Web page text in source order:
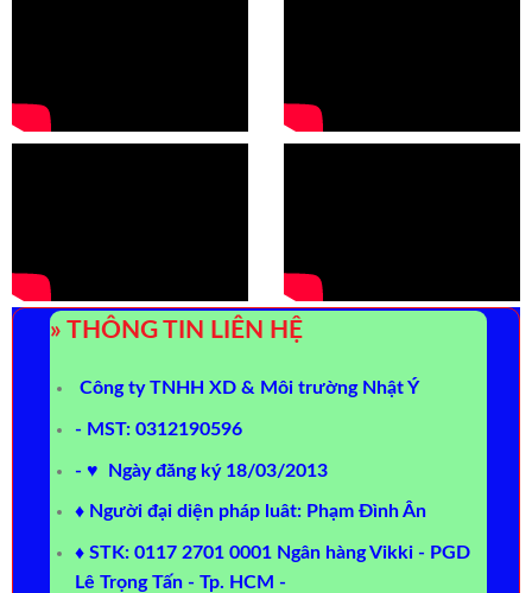
» THÔNG TIN LIÊN HỆ
Công ty TNHH XD & Môi trường Nhật Ý
- MST: 0312190596
- ♥ Ngày đăng ký 18/03/2013
♦ Người đại diện pháp luât: Phạm Đình Ân
♦ STK: 0117 2701 0001 Ngân hàng Vikki - PGD
Lê Trọng Tấn - Tp. HCM -